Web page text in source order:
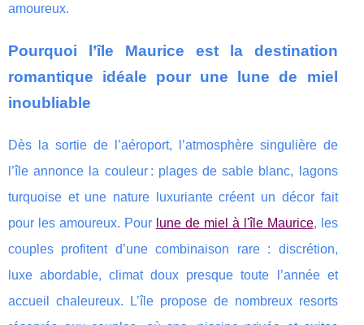
amoureux.
Pourquoi l’île Maurice est la destination
romantique idéale pour une lune de miel
inoubliable
Dès la sortie de l’aéroport, l’atmosphère singulière de
l’île annonce la couleur : plages de sable blanc, lagons
turquoise et une nature luxuriante créent un décor fait
pour les amoureux. Pour lune de miel à l'île Maurice, les
couples profitent d’une combinaison rare : discrétion,
luxe abordable, climat doux presque toute l’année et
accueil chaleureux. L’île propose de nombreux resorts